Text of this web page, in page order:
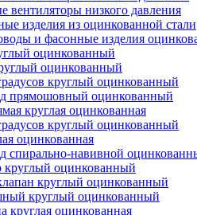
вентиляторы низкого давления
изделия из оцинкованной стали
и фасонные изделия
оцинкованный
оцинкованный
круглый оцинкованный
прямошовный оцинкованный
круглая оцинкованная
круглый оцинкованный
оцинкованная
спирально-навивной
круглый оцинкованный
круглый оцинкованный
круглый оцинкованный
круглая оцинкованная